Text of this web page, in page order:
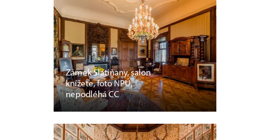
Zámek Slatiňany, salon
knížete, foto NPÚ,
nepodléhá CC